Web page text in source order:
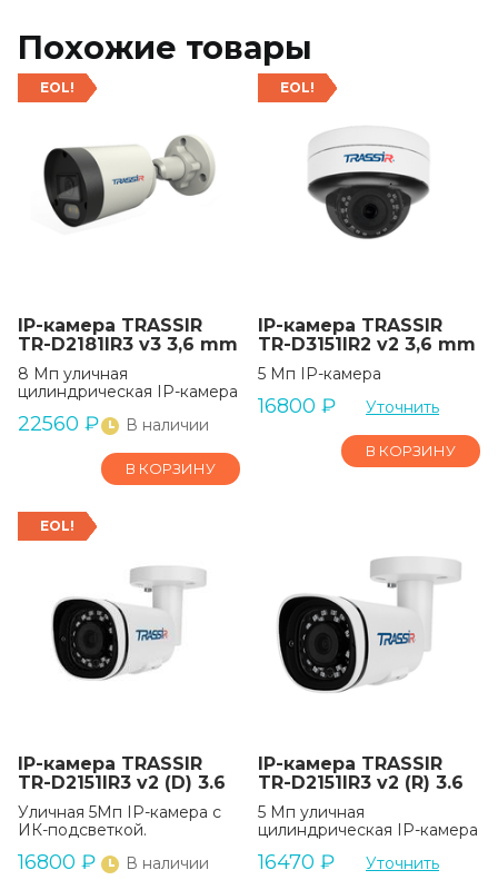
Похожие товары
EOL!
IP-камера TRASSIR
TR-D2181IR3 v3 3,6 mm
8 Мп уличная
цилиндрическая IP-камера
22560 ₽ В наличии
В КОРЗИНУ
EOL!
IP-камера TRASSIR
TR-D3151IR2 v2 3,6 mm
5 Мп IP-камера
16800 ₽ Уточнить
В КОРЗИНУ
EOL!
IP-камера TRASSIR
TR-D2151IR3 v2 (D) 3.6
Уличная 5Мп IP-камера с
ИК-подсветкой.
16800 ₽ В наличии
IP-камера TRASSIR
TR-D2151IR3 v2 (R) 3.6
5 Мп уличная
цилиндрическая IP-камера
16470 ₽ Уточнить